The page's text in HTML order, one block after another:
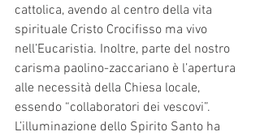
cattolica, avendo al centro della vita
spirituale Cristo Crocifisso ma vivo
nell’Eucaristia. Inoltre, parte del nostro
carisma paolino-zaccariano è l’apertura
alle necessità della Chiesa locale,
essendo “collaboratori dei vescovi”.
L’illuminazione dello Spirito Santo ha